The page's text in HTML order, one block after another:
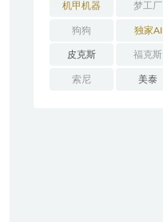
机甲机器 梦工厂
狗狗 独家AI
皮克斯 福克斯
索尼 美泰